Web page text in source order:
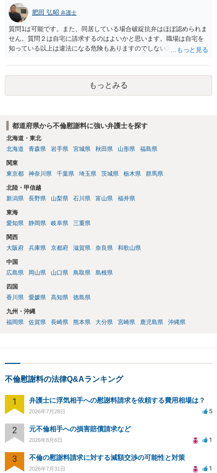
肥田 弘昭 弁護士
質問1は可能です。また、同居している場合破綻抗弁はほぼ認められま
せん。質問２は自宅に請求するのはよいかと思います。職場は自宅を
知っている以上は違法になる危険もありますのでしない方が良いで
かと思います。有責配偶者ですので相手方からの離婚は拒否しても仮
に訴訟されても法的に成立しません。質問５は認知すると養育費支払
い、相続権が発生します。合意があれば法的に可能ですが法律で強制
することはできません。質問６は可能です。質問７は不貞行為の写真
もっとみる
都道府県から不倫慰謝料に強い弁護士を探す
北海道・東北
北海道
青森県 岩手県 宮城県 秋田県 山形県 福島県
関東
東京都
神奈川県 千葉県 埼玉県 茨城県 栃木県 群馬県
北陸・甲信越
新潟県
長野県 山梨県 石川県 富山県 福井県
東海
愛知県
静岡県 岐阜県 三重県
関西
大阪府
兵庫県 京都府 滋賀県 奈良県 和歌山県
中国
広島県
岡山県 山口県 鳥取県 島根県
四国
香川県
愛媛県 高知県 徳島県
九州・沖縄
福岡県
佐賀県 長崎県 熊本県 大分県 宮崎県 鹿児島県 沖縄県
不倫慰謝料の法律Q&Aランキング
1 弁護士に浮気相手への慰謝料請求を依頼する費用相場は？
2026年7月28日 5
2 元不倫相手への損害賠償請求など
2026年8月6日 1
3 不倫の慰謝料請求に対する減額交渉の可能性と対策
2026年7月31日 1